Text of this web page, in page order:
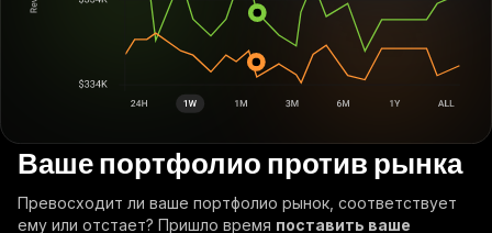
Ваше портфолио против рынка
Превосходит ли ваше портфолио рынок, соответствует
ему или отстает? Пришло время поставить ваше